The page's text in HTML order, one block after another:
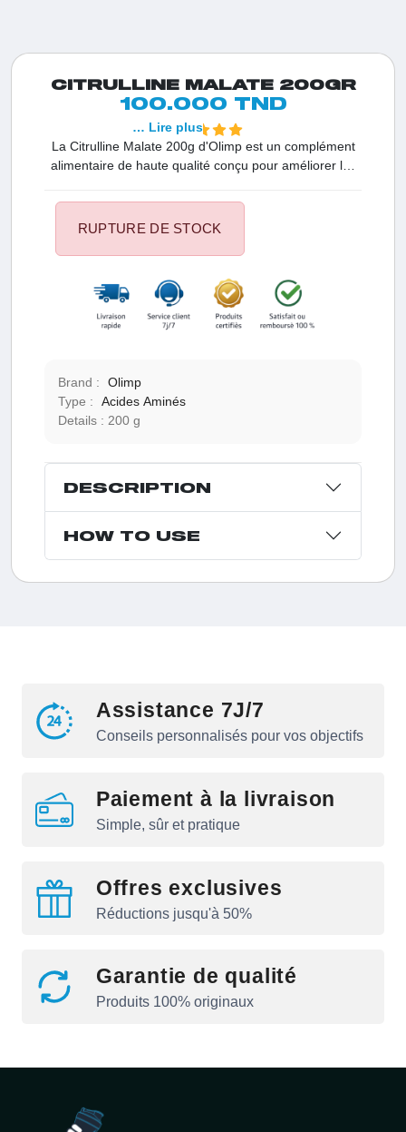
CITRULLINE MALATE 200GR
100.000 TND
La Citrulline Malate 200g d'Olimp est un complément
alimentaire de haute qualité conçu pour améliorer les
malate pure, cette poudre offre des avantages tels
qu'une augmentation de la production d'oxyde nitrique
amélioration de l'endurance musculaire et une
réduction de la fatigue pendant l'exercice. Boostez vos
séances d'entraînement avec la Citrulline Malate
d'Olimp pour des performances optimales.
… Lire plus
RUPTURE DE STOCK
Brand :
Olimp
Type :
Acides Aminés
Details :
200 g
DESCRIPTION
HOW TO USE
Assistance 7J/7
Conseils personnalisés pour vos objectifs
Paiement à la livraison
Simple, sûr et pratique
Offres exclusives
Réductions jusqu'à 50%
Garantie de qualité
Produits 100% originaux